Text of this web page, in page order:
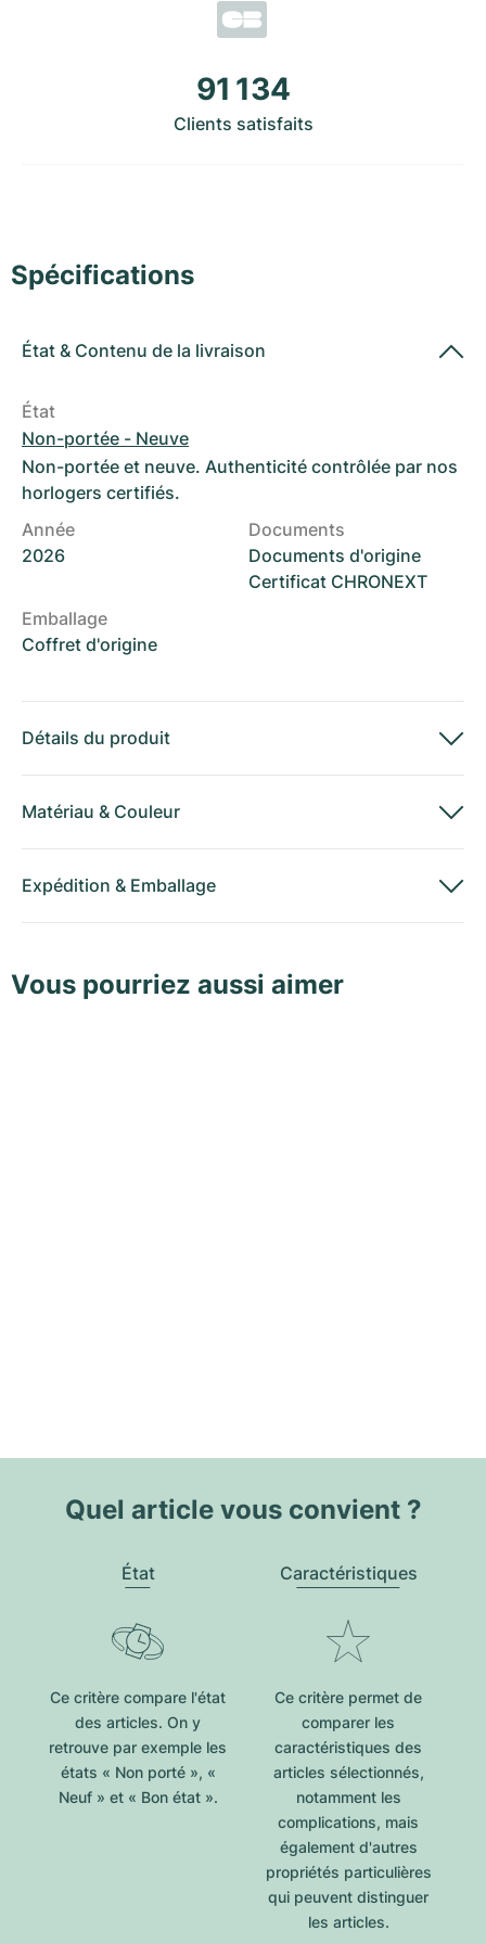
91 134
Clients satisfaits
Spécifications
État & Contenu de la livraison
État
Non-portée - Neuve
Non-portée et neuve. Authenticité contrôlée par nos
horlogers certifiés.
Année
2026
Documents
Documents d'origine
Certificat CHRONEXT
Emballage
Coffret d'origine
Détails du produit
Matériau & Couleur
Expédition & Emballage
Vous pourriez aussi aimer
Quel article vous convient ?
État
Ce critère compare l'état
des articles. On y
retrouve par exemple les
états « Non porté », «
Neuf » et « Bon état ».
Caractéristiques
Ce critère permet de
comparer les
caractéristiques des
articles sélectionnés,
notamment les
complications, mais
également d'autres
propriétés particulières
qui peuvent distinguer
les articles.